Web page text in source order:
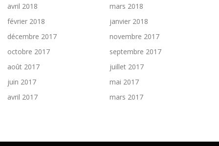
avril 2018
mars 2018
février 2018
janvier 2018
décembre 2017
novembre 2017
octobre 2017
septembre 2017
août 2017
juillet 2017
juin 2017
mai 2017
avril 2017
mars 2017